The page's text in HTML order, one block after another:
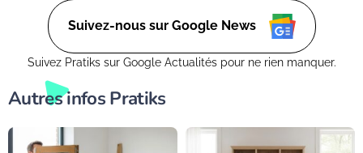
Suivez-nous sur Google News
Suivez Pratiks sur Google Actualités pour ne rien manquer.
Autres infos Pratiks